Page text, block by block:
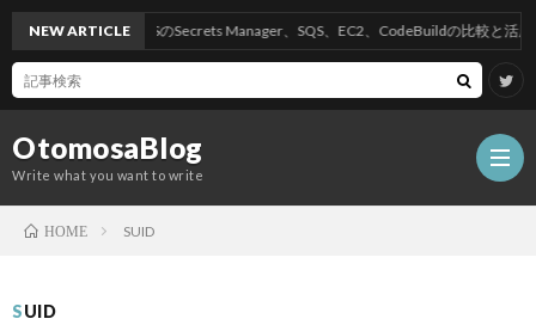
OtomosaBlog
Write what you want to write
NEW ARTICLEAWSのSecrets Manager、SQS、EC2、CodeBuildの比較と活用方法
HOME SUID
SUID